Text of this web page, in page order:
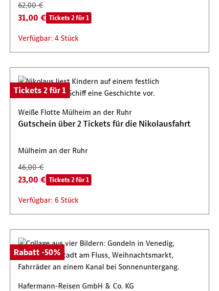
62,00 €
31,00 € Tickets 2 für 1
Verfügbar: 4 Stück
Tickets 2 für 1
Weiße Flotte Mülheim an der Ruhr
Gutschein über 2 Tickets für die Nikolausfahrt
Mülheim an der Ruhr
46,00 €
23,00 € Tickets 2 für 1
Verfügbar: 6 Stück
Rabatt -50%
Hafermann-Reisen GmbH & Co. KG